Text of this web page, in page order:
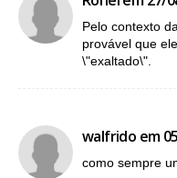
Pelo contexto
provável que
\"exaltado\".
walfrido em
como sempre